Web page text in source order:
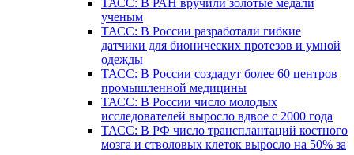
ТАСС: В РАН вручили золотые медали
ученым
ТАСС: В России разработали гибкие
датчики для бионических протезов и умной
одежды
ТАСС: В России создадут более 60 центров
промышленной медицины
ТАСС: В России число молодых
исследователей выросло вдвое с 2000 года
ТАСС: В РФ число трансплантаций костного
мозга и стволовых клеток выросло на 50% за